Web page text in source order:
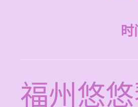
时
福州悠